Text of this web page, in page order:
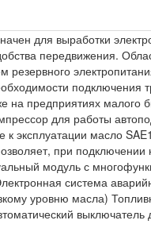
для выработки
передвижения.
на предприятиях
для работы
эксплуатации масло
при
модуль с
система
уровню масла)